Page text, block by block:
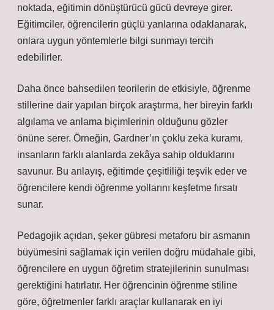
noktada, eğitimin dönüştürücü gücü devreye girer.
Eğitimciler, öğrencilerin güçlü yanlarına odaklanarak,
onlara uygun yöntemlerle bilgi sunmayı tercih
edebilirler.
Daha önce bahsedilen teorilerin de etkisiyle, öğrenme
stillerine dair yapılan birçok araştırma, her bireyin farklı
algılama ve anlama biçimlerinin olduğunu gözler
önüne serer. Örneğin, Gardner’ın çoklu zeka kuramı,
insanların farklı alanlarda zekâya sahip olduklarını
savunur. Bu anlayış, eğitimde çeşitliliği teşvik eder ve
öğrencilere kendi öğrenme yollarını keşfetme fırsatı
sunar.
Pedagojik açıdan, şeker gübresi metaforu bir asmanın
büyümesini sağlamak için verilen doğru müdahale gibi,
öğrencilere en uygun öğretim stratejilerinin sunulması
gerektiğini hatırlatır. Her öğrencinin öğrenme stiline
göre, öğretmenler farklı araçlar kullanarak en iyi